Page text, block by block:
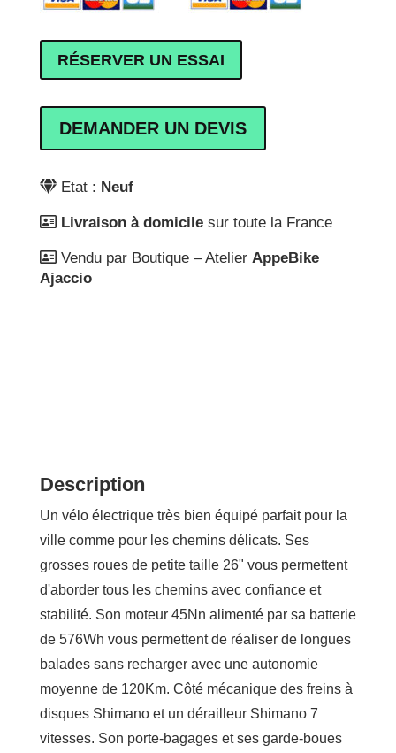
RÉSERVER UN ESSAI
DEMANDER UN DEVIS
Etat : Neuf
Livraison à domicilesur toute la France
Vendu par Boutique – Atelier AppeBike
Ajaccio
Description
Un vélo électrique très bien équipé parfait pour la
ville comme pour les chemins délicats. Ses
grosses roues de petite taille 26" vous permettent
d'aborder tous les chemins avec confiance et
stabilité. Son moteur 45Nn alimenté par sa batterie
de 576Wh vous permettent de réaliser de longues
balades sans recharger avec une autonomie
moyenne de 120Km. Côté mécanique des freins à
disques Shimano et un dérailleur Shimano 7
vitesses. Son porte-bagages et ses garde-boues